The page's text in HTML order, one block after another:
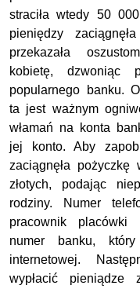
straciła wtedy 50
pieniędzy
przekazała
kobietę, dzwoniąc
popularnego banku.
ta jest ważnym
włamań na konta
jej konto. Aby
zaciągnęła
złotych, podając
rodziny. Numer
pracownik placówki
numer banku,
internetowej.
wypłacić